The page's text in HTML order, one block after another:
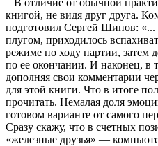
книгой, не видя друг друга.
подготовил Сергей Шипов:
плугом, приходилось
режиме по ходу партии, затем
по ее окончании. И наконец, в
дополняя свои комментарии
для этой книги. Что в итоге
прочитать. Немалая доля
готовом варианте от самого
Сразу скажу, что в счетных
«железные друзья» —